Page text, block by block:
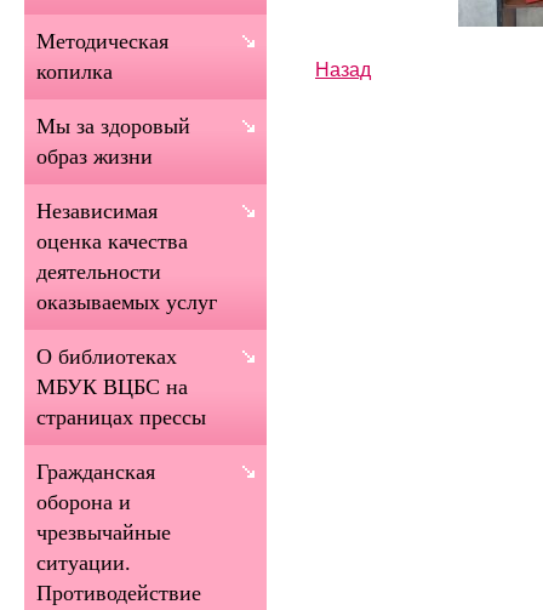
Назад
Методическая
копилка
Мы за здоровый
образ жизни
Независимая
оценка качества
деятельности
оказываемых услуг
О библиотеках
МБУК ВЦБС на
страницах прессы
Гражданская
оборона и
чрезвычайные
ситуации.
Противодействие